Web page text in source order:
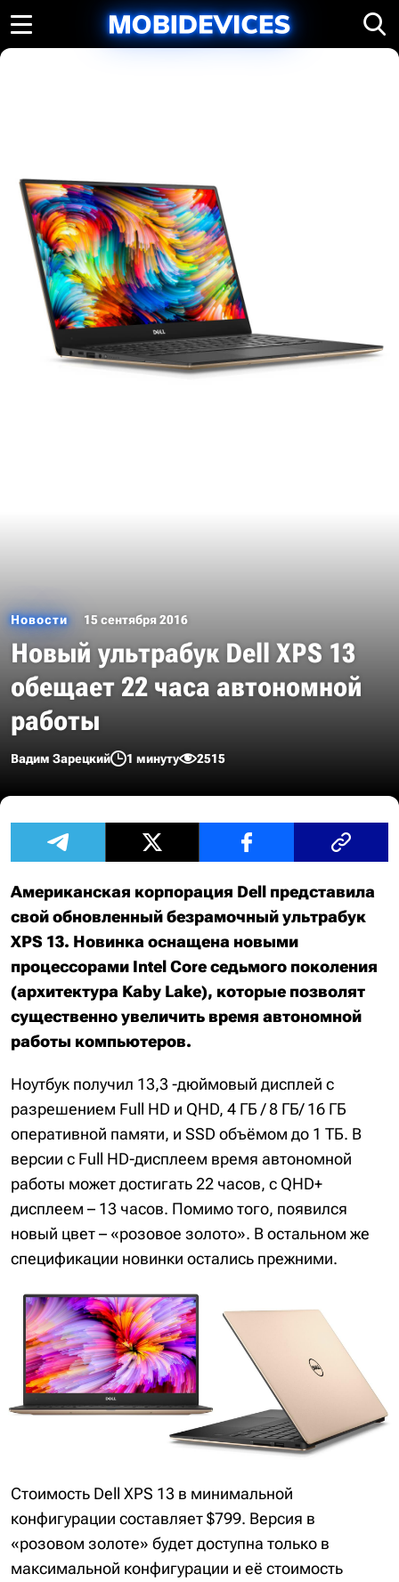
Новости 15 сентября 2016
Новый ультрабук Dell XPS 13
обещает 22 часа автономной
работы
Вадим Зарецкий 1 минуту 2515
Американская корпорация Dell представила
свой обновленный безрамочный ультрабук
XPS 13. Новинка оснащена новыми
процессорами Intel Core седьмого поколения
(архитектура Kaby Lake), которые позволят
существенно увеличить время автономной
работы компьютеров.
Ноутбук получил 13,3 -дюймовый дисплей с
разрешением Full HD и QHD, 4 ГБ / 8 ГБ/ 16 ГБ
оперативной памяти, и SSD объёмом до 1 ТБ. В
версии с Full HD-дисплеем время автономной
работы может достигать 22 часов, с QHD+
дисплеем – 13 часов. Помимо того, появился
новый цвет – «розовое золото». В остальном же
спецификации новинки остались прежними.
Стоимость Dell XPS 13 в минимальной
конфигурации составляет $799. Версия в
«розовом золоте» будет доступна только в
максимальной конфигурации и её стоимость